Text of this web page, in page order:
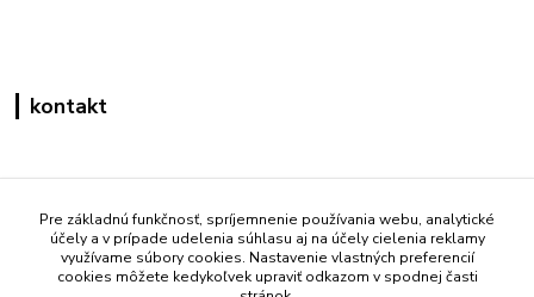
kontakt
+421 908 861 051
(Po - Pia 7:30-15:30)
info@mati.sk
Pre základnú funkčnosť, spríjemnenie používania webu, analytické
účely a v prípade udelenia súhlasu aj na účely cielenia reklamy
využívame súbory cookies. Nastavenie vlastných preferencií
cookies môžete kedykoľvek upraviť odkazom v spodnej časti